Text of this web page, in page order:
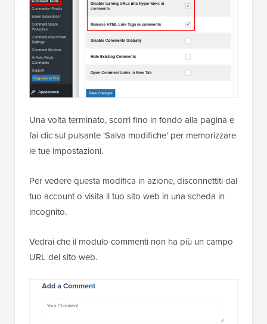
Una volta terminato, scorri fino in fondo alla pagina e
fai clic sul pulsante ‘Salva modifiche’ per memorizzare
le tue impostazioni.
Per vedere questa modifica in azione, disconnettiti dal
tuo account o visita il tuo sito web in una scheda in
incognito.
Vedrai che il modulo commenti non ha più un campo
URL del sito web.